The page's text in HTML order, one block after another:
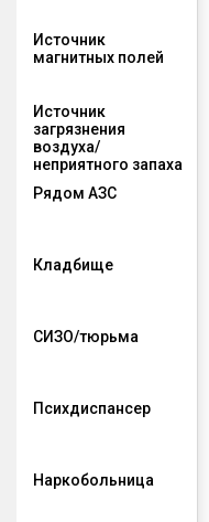
Источник
магнитных полей
Источник
загрязнения
воздуха/
неприятного запаха
Рядом АЗС
Кладбище
СИЗО/тюрьма
Психдиспансер
Наркобольница